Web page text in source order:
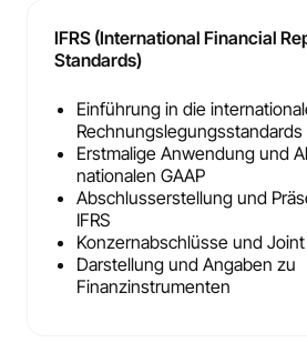
IFRS (International Financial
Standards)
Einführung in die
Rechnungslegungsstandards
Erstmalige Anwendung und
nationalen GAAP
Abschlusserstellung und
IFRS
Konzernabschlüsse und
Darstellung und Angaben zu
Finanzinstrumenten